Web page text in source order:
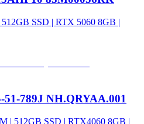
SSD | RTX 5060 8GB |
789J NH.QRYAA.001
| 512GB SSD | RTX4060 8GB |